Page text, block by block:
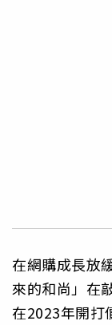
在網購成長放
來的和尚」在
在2023年開打